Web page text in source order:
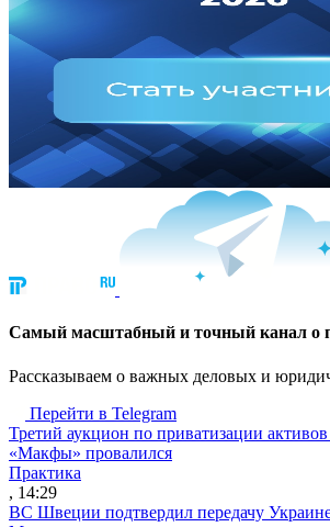
Cамый масштабный и точный канал о
Рассказываем о важных деловых и
Перейти в Telegram
Третий аукцион по приватизации активов
«Макфы» провалился
Практика
, 14:29
ВС Швеции подтвердил передачу Украине